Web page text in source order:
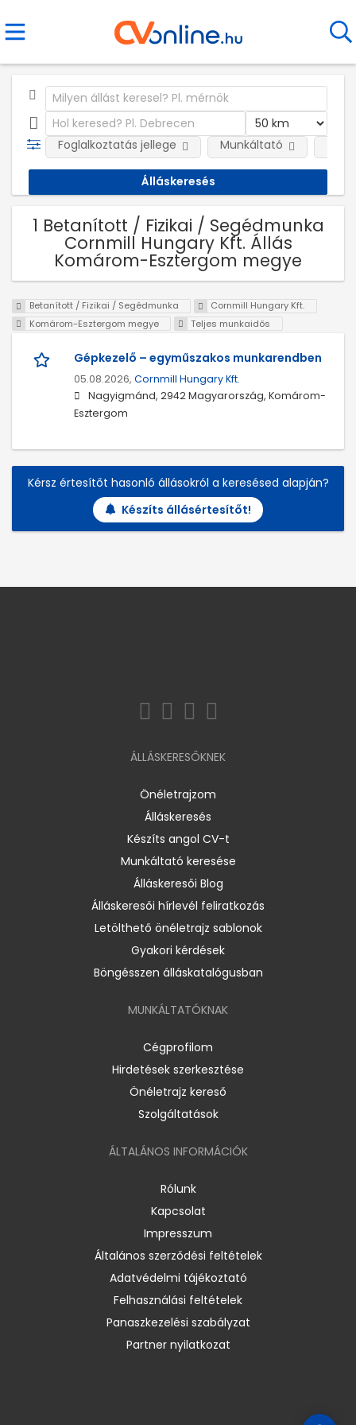
Foglalkoztatás jellege Munkáltató
1 Betanított / Fizikai / Segédmunka
Cornmill Hungary Kft. Állás
Komárom-Esztergom megye
Betanított / Fizikai / Segédmunka
Cornmill Hungary Kft.
Komárom-Esztergom megye
Teljes munkaidős
Gépkezelő – egyműszakos munkarendben
05.08.2026, Cornmill Hungary Kft.
Nagyigmánd, 2942 Magyarország, Komárom-
Esztergom
Kérsz értesítőt hasonló állásokról a keresésed alapján?
Készíts állásértesítőt!
ÁLLÁSKERESŐKNEK
Önéletrajzom
Álláskeresés
Készíts angol CV-t
Munkáltató keresése
Álláskeresői Blog
Álláskeresői hírlevél feliratkozás
Letölthető önéletrajz sablonok
Gyakori kérdések
Böngésszen álláskatalógusban
MUNKÁLTATÓKNAK
Cégprofilom
Hirdetések szerkesztése
Önéletrajz kereső
Szolgáltatások
ÁLTALÁNOS INFORMÁCIÓK
Rólunk
Kapcsolat
Impresszum
Általános szerződési feltételek
Adatvédelmi tájékoztató
Felhasználási feltételek
Panaszkezelési szabályzat
Partner nyilatkozat